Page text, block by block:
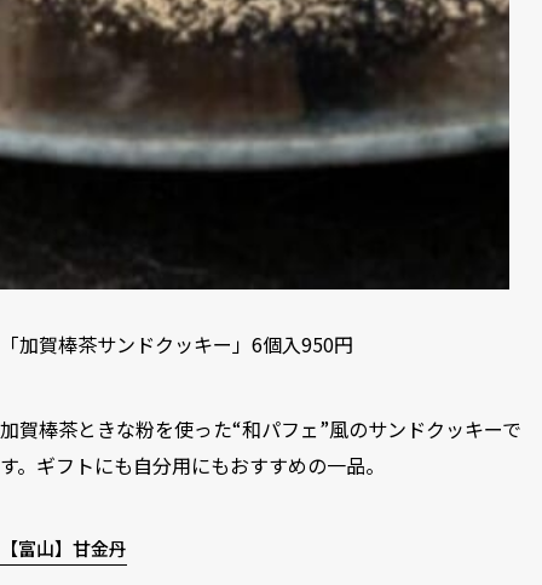
「加賀棒茶サンドクッキー」6個入950円
加賀棒茶ときな粉を使った“和パフェ”風のサンドクッキーで
す。ギフトにも自分用にもおすすめの一品。
【富山】甘金丹